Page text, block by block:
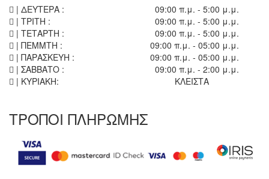
| ΔΕΥΤΕΡΑ :
09:00 π.μ. - 5:00 μ.μ.
| ΤΡΙΤΗ :
09:00 π.μ. - 5:00 μ.μ.
| ΤΕΤΑΡΤΗ :
09:00 π.μ. - 5:00 μ.μ.
| ΠΕΜΜΤΗ :
09:00 π.μ. - 05:00 μ.μ.
| ΠΑΡΑΣΚΕΥΗ :
09:00 π.μ. - 05:00 μ.μ.
| ΣΑΒΒΑΤΟ :
09:00 π.μ. - 2:00 μ.μ.
| ΚΥΡΙΑΚΗ:
ΚΛΕΙΣΤΑ
ΤΡΟΠΟΙ ΠΛΗΡΩΜΗΣ